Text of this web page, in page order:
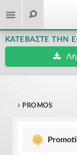
ΚΑΤΕΒΆΣΤΕ ΤΗΝ
PROMOS